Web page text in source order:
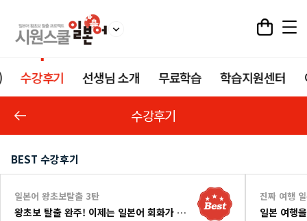
수강후기 선생님 소개 무료학습 학습지원센터
수강후기
BEST 수강후기
일본어 왕초보탈출 3탄
왕초보 탈출 완주! 이제는 일본어 회화가 두렵지 않아요.
진짜 여행